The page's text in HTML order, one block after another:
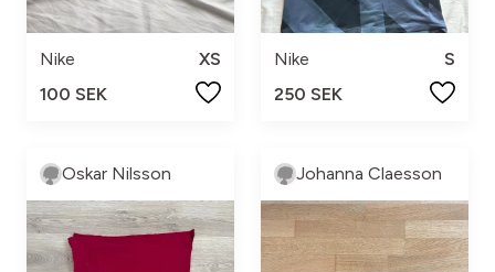
Nike
XS
100 SEK
Nike
S
250 SEK
Oskar Nilsson Johanna Claesson